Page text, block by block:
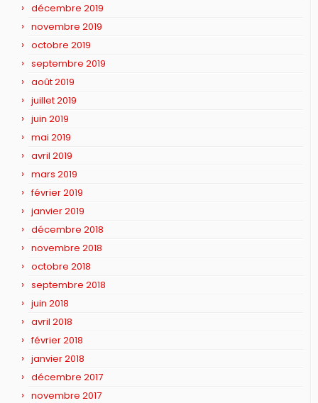
décembre 2019
novembre 2019
octobre 2019
septembre 2019
août 2019
juillet 2019
juin 2019
mai 2019
avril 2019
mars 2019
février 2019
janvier 2019
décembre 2018
novembre 2018
octobre 2018
septembre 2018
juin 2018
avril 2018
février 2018
janvier 2018
décembre 2017
novembre 2017